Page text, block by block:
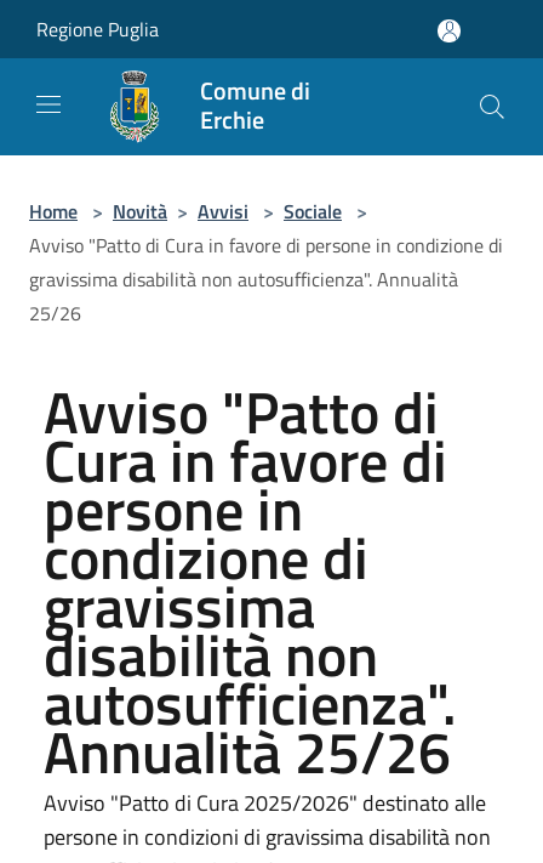
Regione Puglia
Comune di
Erchie
Home > Novità > Avvisi > Sociale >
Avviso "Patto di Cura in favore di persone in condizione di
gravissima disabilità non autosufficienza". Annualità
25/26
Avviso "Patto di
Cura in favore di
persone in
condizione di
gravissima
disabilità non
autosufficienza".
Annualità 25/26
Avviso "Patto di Cura 2025/2026" destinato alle
persone in condizioni di gravissima disabilità non